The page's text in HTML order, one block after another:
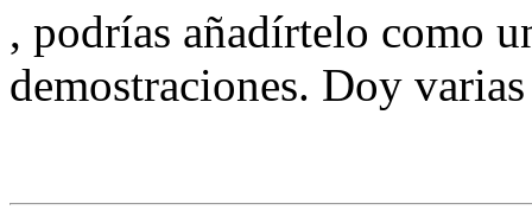
, podrías añadírtelo como
demostraciones. Doy